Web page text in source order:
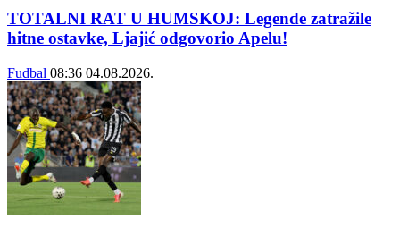
TOTALNI RAT U HUMSKOJ: Legende zatražile
hitne ostavke, Ljajić odgovorio Apelu!
Fudbal 08:36 04.08.2026.